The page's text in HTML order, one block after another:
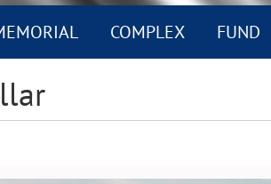
COMPLEX FUND